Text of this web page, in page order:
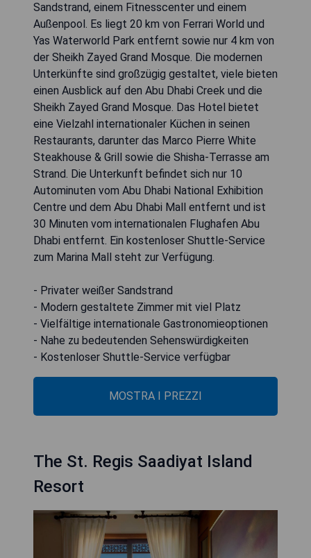
Sandstrand, einem Fitnesscenter und einem
Außenpool. Es liegt 20 km von Ferrari World und
Yas Waterworld Park entfernt sowie nur 4 km von
der Sheikh Zayed Grand Mosque. Die modernen
Unterkünfte sind großzügig gestaltet, viele bieten
einen Ausblick auf den Abu Dhabi Creek und die
Sheikh Zayed Grand Mosque. Das Hotel bietet
eine Vielzahl internationaler Küchen in seinen
Restaurants, darunter das Marco Pierre White
Steakhouse & Grill sowie die Shisha-Terrasse am
Strand. Die Unterkunft befindet sich nur 10
Autominuten vom Abu Dhabi National Exhibition
Centre und dem Abu Dhabi Mall entfernt und ist
30 Minuten vom internationalen Flughafen Abu
Dhabi entfernt. Ein kostenloser Shuttle-Service
zum Marina Mall steht zur Verfügung.
- Privater weißer Sandstrand
- Modern gestaltete Zimmer mit viel Platz
- Vielfältige internationale Gastronomieoptionen
- Nahe zu bedeutenden Sehenswürdigkeiten
- Kostenloser Shuttle-Service verfügbar
MOSTRA I PREZZI
The St. Regis Saadiyat Island
Resort